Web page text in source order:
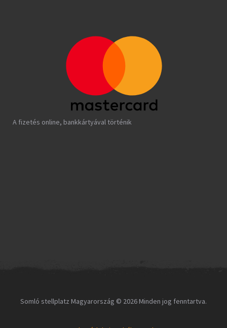
A fizetés online, bankkártyával történik
Somló stellplatz Magyarország © 2026 Minden jog fenntartva.